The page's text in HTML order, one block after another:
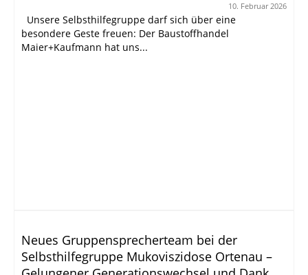
10. Februar 2026
Unsere Selbsthilfegruppe darf sich über eine
besondere Geste freuen: Der Baustoffhandel
Maier+Kaufmann hat uns...
Neues Gruppensprecherteam bei der
Selbsthilfegruppe Mukoviszidose Ortenau –